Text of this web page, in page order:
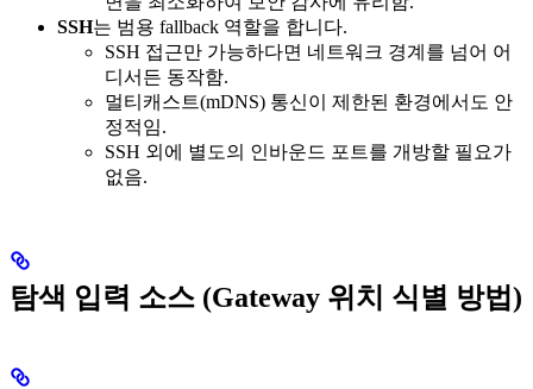
SSH는 범용 fallback 역할을 합니다.
SSH 접근만 가능하다면 네트워크 경계를 넘어 어
디서든 동작함.
멀티캐스트(mDNS) 통신이 제한된 환경에서도 안
정적임.
SSH 외에 별도의 인바운드 포트를 개방할 필요가
없음.
탐색 입력 소스 (Gateway 위치 식별 방법)